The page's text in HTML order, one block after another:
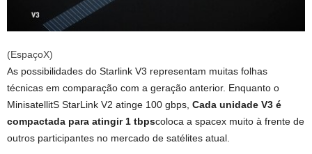
(EspaçoX)
As possibilidades do Starlink V3 representam muitas folhas
técnicas em comparação com a geração anterior. Enquanto o
MinisatellitS StarLink V2 atinge 100 gbps, Cada unidade V3 é
compactada para atingir 1 tbpscoloca a spacex muito à frente de
outros participantes no mercado de satélites atual.